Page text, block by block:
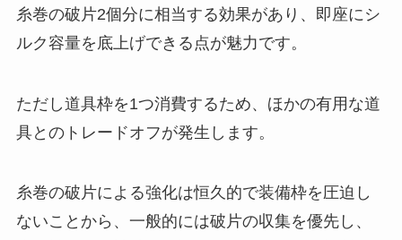
糸巻の破片2個分に相当する効果があり、即座にシ
ルク容量を底上げできる点が魅力です。
ただし道具枠を1つ消費するため、ほかの有用な道
具とのトレードオフが発生します。
糸巻の破片による強化は恒久的で装備枠を圧迫し
ないことから、一般的には破片の収集を優先し、